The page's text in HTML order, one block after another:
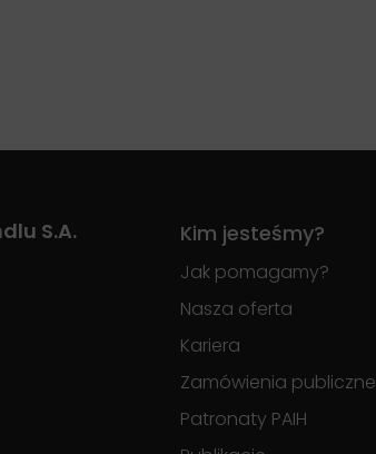
S.A. Kim jesteśmy?
Jak pomagamy?
Nasza oferta
Kariera
Zamówienia publiczne
Patronaty PAIH